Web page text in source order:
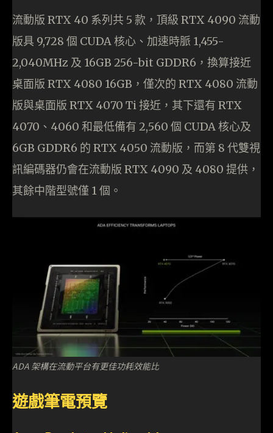
流動版 RTX 40 系列共 5 款，頂級 RTX 4090 流動
版具 9,728 個 CUDA 核心、加速時脈 1,455-
2,040MHz 及 16GB 256-bit GDDR6，換算接近
桌面版 RTX 4080 16GB，僅次的 RTX 4080 流動
版與桌面版 RTX 4070 Ti 接近，其下還有 RTX
4070、4060 和最低備有 2,560 個 CUDA 核心及
6GB GDDR6 的 RTX 4050 流動版，而第 8 代雙視
訊編碼器仍會在流動版 RTX 4090 及 4080 提供，
其餘中階型號僅 1 個。
ADA 架構在流動平台有更佳功耗效能比
遊戲筆電預覽